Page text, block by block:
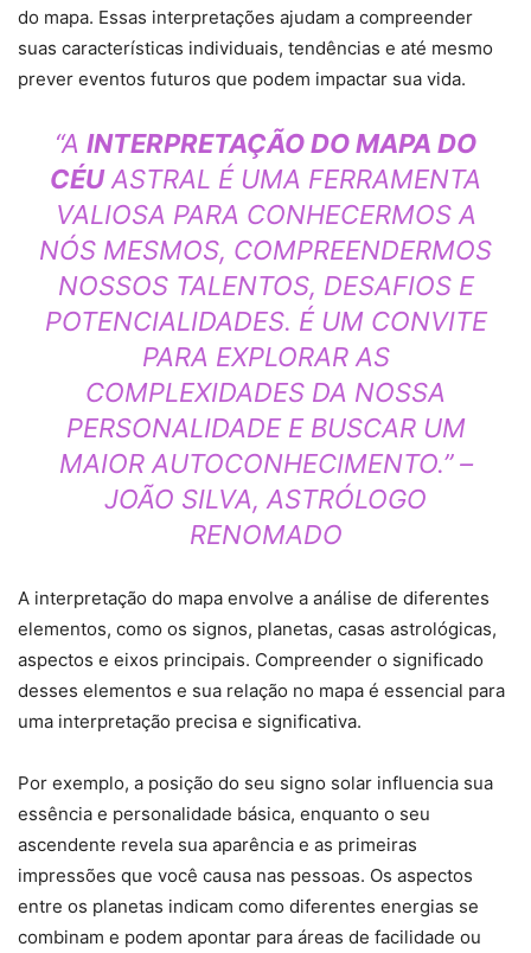
do mapa. Essas interpretações ajudam a compreender
suas características individuais, tendências e até mesmo
prever eventos futuros que podem impactar sua vida.
“A INTERPRETAÇÃO DO MAPA DO
CÉUASTRAL É UMA FERRAMENTA
VALIOSA PARA CONHECERMOS A
NÓS MESMOS, COMPREENDERMOS
NOSSOS TALENTOS, DESAFIOS E
POTENCIALIDADES. É UM CONVITE
PARA EXPLORAR AS
COMPLEXIDADES DA NOSSA
PERSONALIDADE E BUSCAR UM
MAIOR AUTOCONHECIMENTO.” –
JOÃO SILVA, ASTRÓLOGO
RENOMADO
A interpretação do mapa envolve a análise de diferentes
elementos, como os signos, planetas, casas astrológicas,
aspectos e eixos principais. Compreender o significado
desses elementos e sua relação no mapa é essencial para
uma interpretação precisa e significativa.
Por exemplo, a posição do seu signo solar influencia sua
essência e personalidade básica, enquanto o seu
ascendente revela sua aparência e as primeiras
impressões que você causa nas pessoas. Os aspectos
entre os planetas indicam como diferentes energias se
combinam e podem apontar para áreas de facilidade ou